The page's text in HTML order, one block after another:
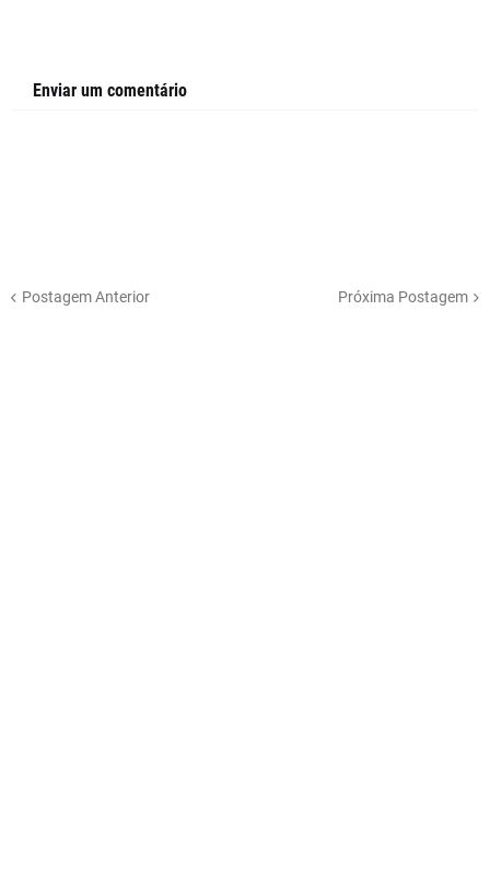
Enviar um comentário
Postagem Anterior Próxima Postagem